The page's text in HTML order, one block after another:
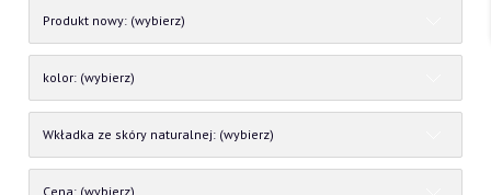
Produkt nowy: (wybierz)
kolor: (wybierz)
Wkładka ze skóry naturalnej: (wybierz)
Cena: (wybierz)